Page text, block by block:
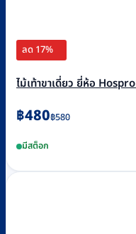
ลด 17%
ไม้เท้าขาเดี่ยว ยี่ห้อ
฿580
Original
was:
฿580.
฿480
Current
is:
฿480.
มีสต็อก
product
has